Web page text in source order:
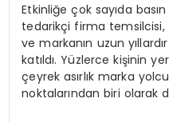
Etkinliğe çok sayıda
tedarikçi firma temsilcisi,
ve markanın uzun
katıldı. Yüzlerce kişinin
çeyrek asırlık marka
noktalarından biri olarak